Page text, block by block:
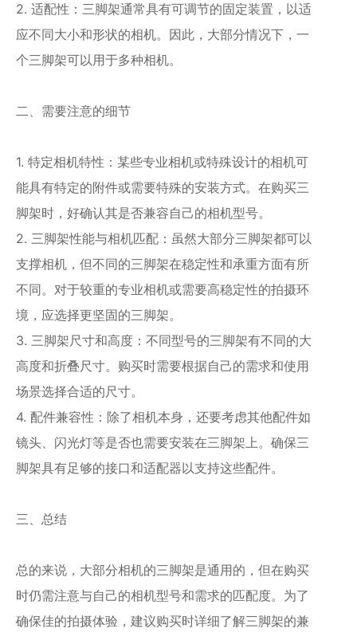
2. 适配性：三脚架通常具有可调节的固定装置，以适
应不同大小和形状的相机。因此，大部分情况下，一
个三脚架可以用于多种相机。
二、需要注意的细节
1. 特定相机特性：某些专业相机或特殊设计的相机可
能具有特定的附件或需要特殊的安装方式。在购买三
脚架时，好确认其是否兼容自己的相机型号。
2. 三脚架性能与相机匹配：虽然大部分三脚架都可以
支撑相机，但不同的三脚架在稳定性和承重方面有所
不同。对于较重的专业相机或需要高稳定性的拍摄环
境，应选择更坚固的三脚架。
3. 三脚架尺寸和高度：不同型号的三脚架有不同的大
高度和折叠尺寸。购买时需要根据自己的需求和使用
场景选择合适的尺寸。
4. 配件兼容性：除了相机本身，还要考虑其他配件如
镜头、闪光灯等是否也需要安装在三脚架上。确保三
脚架具有足够的接口和适配器以支持这些配件。
三、总结
总的来说，大部分相机的三脚架是通用的，但在购买
时仍需注意与自己的相机型号和需求的匹配度。为了
确保佳的拍摄体验，建议购买时详细了解三脚架的兼